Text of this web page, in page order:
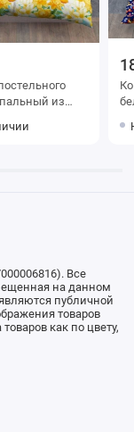
Василиса
белья
Все
на данном
публичной
товаров
как по цвету,